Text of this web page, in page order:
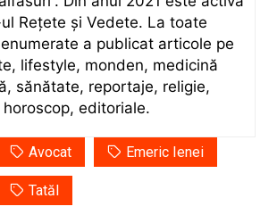
Rețete și Vedete. La toate
a publicat articole pe
lifestyle, monden, medicină
sănătate, reportaje, religie,
horoscop, editoriale.
Avocat Emeric Ienei
Tatăl